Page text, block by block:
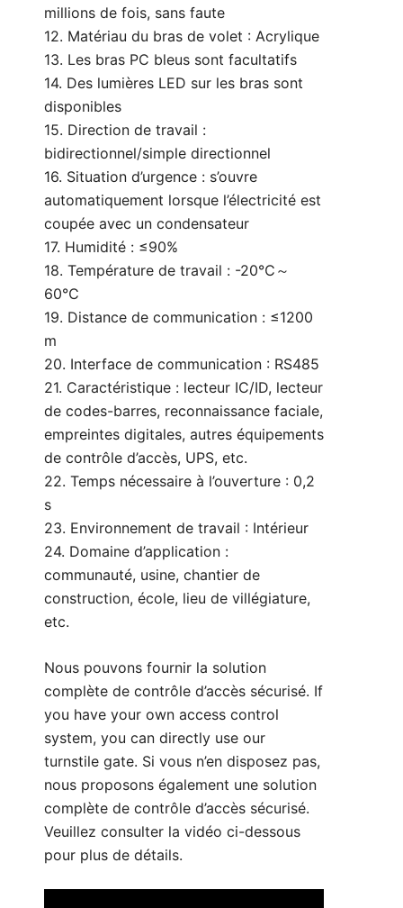
millions de fois, sans faute
12. Matériau du bras de volet : Acrylique
13. Les bras PC bleus sont facultatifs
14. Des lumières LED sur les bras sont
disponibles
15. Direction de travail :
bidirectionnel/simple directionnel
16. Situation d’urgence : s’ouvre
automatiquement lorsque l’électricité est
coupée avec un condensateur
17. Humidité : ≤90%
18. Température de travail : -20℃～
60℃
19. Distance de communication : ≤1200
m
20. Interface de communication : RS485
21. Caractéristique : lecteur IC/ID, lecteur
de codes-barres, reconnaissance faciale,
empreintes digitales, autres équipements
de contrôle d’accès, UPS, etc.
22. Temps nécessaire à l’ouverture : 0,2
s
23. Environnement de travail : Intérieur
24. Domaine d’application :
communauté, usine, chantier de
construction, école, lieu de villégiature,
etc.
Nous pouvons fournir la solution
complète de contrôle d’accès sécurisé. If
you have your own access control
system, you can directly use our
turnstile gate. Si vous n’en disposez pas,
nous proposons également une solution
complète de contrôle d’accès sécurisé.
Veuillez consulter la vidéo ci-dessous
pour plus de détails.